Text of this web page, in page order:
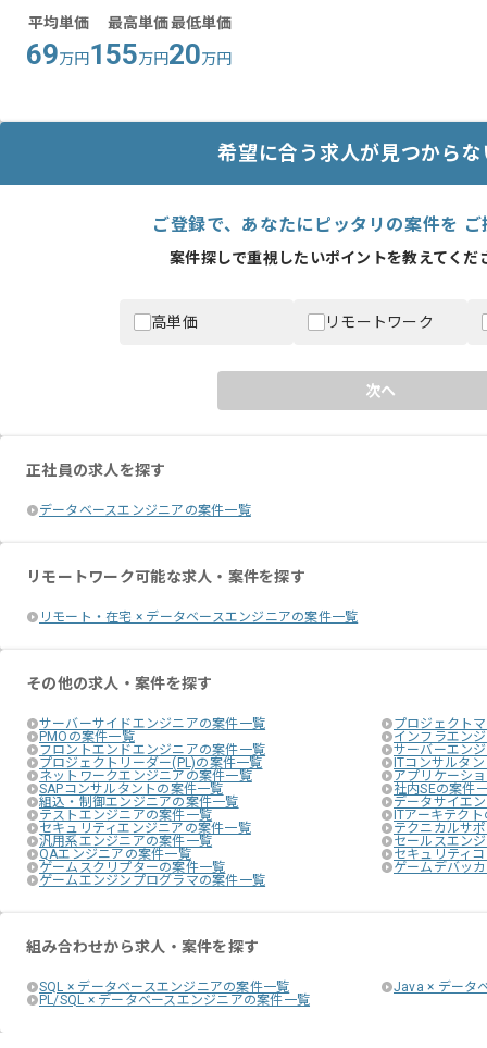
平均単価
69万円
最高単価
155万円
最低単価
20万円
希望に合う求人が見つから
ご登録で、あなたにピッタリの案件を
案件探しで重視したいポイントを教えてくだ
高単価 リモートワーク
次へ
正社員の求人を探す
データベースエンジニアの案件一覧
リモートワーク可能な求人・案件を探す
リモート・在宅 × データベースエンジニアの案件一覧
その他の求人・案件を探す
サーバーサイドエンジニアの案件一覧
プロジェクト
PMOの案件一覧
インフラエン
フロントエンドエンジニアの案件一覧
サーバーエン
プロジェクトリーダー(PL)の案件一覧
ITコンサルタ
ネットワークエンジニアの案件一覧
アプリケーシ
SAPコンサルタントの案件一覧
社内SEの案件
組込・制御エンジニアの案件一覧
データサイエ
テストエンジニアの案件一覧
ITアーキテク
セキュリティエンジニアの案件一覧
テクニカルサ
汎用系エンジニアの案件一覧
セールスエン
QAエンジニアの案件一覧
セキュリティ
ゲームスクリプターの案件一覧
ゲームデバッ
ゲームエンジンプログラマの案件一覧
組み合わせから求人・案件を探す
SQL × データベースエンジニアの案件一覧
Java × データ
PL/SQL × データベースエンジニアの案件一覧